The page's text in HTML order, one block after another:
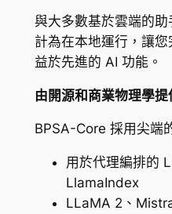
與大多數基於雲端的
計為在本地運行，讓
益於先進的 AI 功能。
由開源和商業物理學提
BPSA-Core 採用尖端
用於代理編排的
LlamaIndex
LLaMA 2、